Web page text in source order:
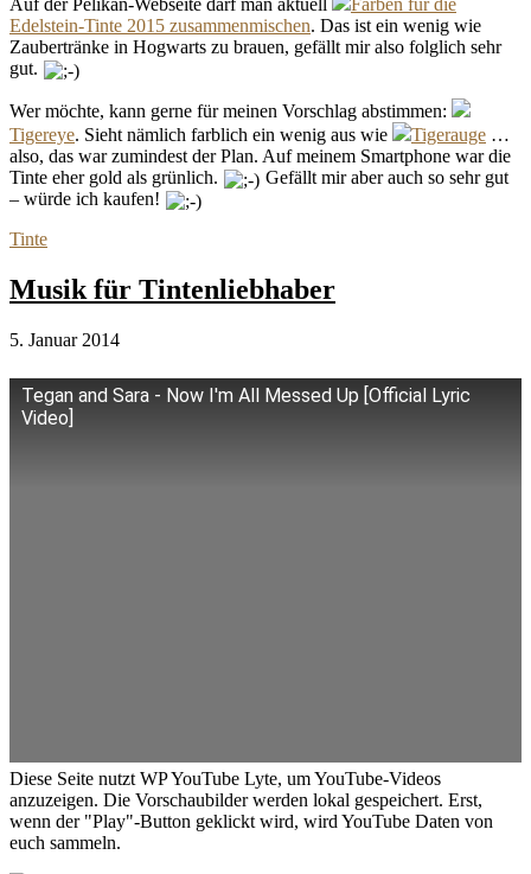
Auf der Pelikan-Webseite darf man aktuell
Farben für die
Edelstein-Tinte 2015 zusammenmischen. Das ist ein wenig wie
Zaubertränke in Hogwarts zu brauen, gefällt mir also folglich sehr
gut.
Wer möchte, kann gerne für meinen Vorschlag abstimmen:
Tigereye. Sieht nämlich farblich ein wenig aus wie Tigerauge …
also, das war zumindest der Plan. Auf meinem Smartphone war die
Tinte eher gold als grünlich.
Gefällt mir aber auch so sehr gut
– würde ich kaufen!
Tinte
Musik für Tintenliebhaber
5. Januar 2014
Tegan and Sara - Now I'm All Messed Up [Official Lyric
Video]
Diese Seite nutzt WP YouTube Lyte, um YouTube-Videos
anzuzeigen. Die Vorschaubilder werden lokal gespeichert. Erst,
wenn der "Play"-Button geklickt wird, wird YouTube Daten von
euch sammeln.